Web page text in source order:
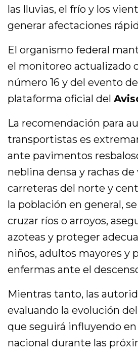
las lluvias, el frío y los
generar afectaciones
El organismo federal
el monitoreo actualizado
número 16 y del evento
plataforma oficial del
La recomendación para
transportistas es
ante pavimentos
neblina densa y rachas
carreteras del norte y
la población en general,
cruzar ríos o arroyos,
azoteas y proteger
niños, adultos mayores y
enfermas ante el
Mientras tanto, las
evaluando la evolución
que seguirá influyendo
nacional durante las